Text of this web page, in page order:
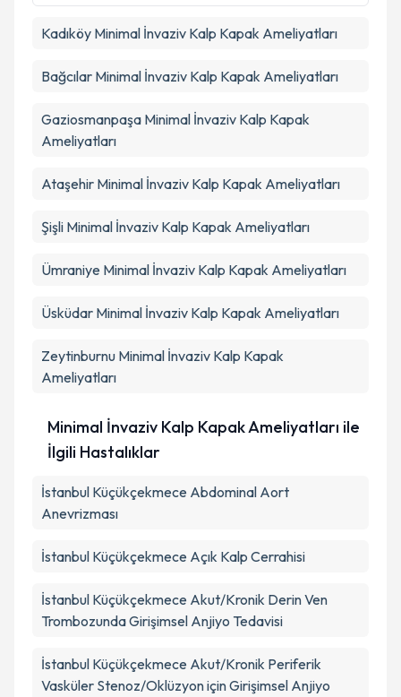
Takvim Talebini Gönder
Kadıköy Minimal İnvaziv Kalp Kapak Ameliyatları
Bağcılar Minimal İnvaziv Kalp Kapak Ameliyatları
Gaziosmanpaşa Minimal İnvaziv Kalp Kapak
Ameliyatları
Ataşehir Minimal İnvaziv Kalp Kapak Ameliyatları
Şişli Minimal İnvaziv Kalp Kapak Ameliyatları
Ümraniye Minimal İnvaziv Kalp Kapak Ameliyatları
Üsküdar Minimal İnvaziv Kalp Kapak Ameliyatları
Zeytinburnu Minimal İnvaziv Kalp Kapak
Ameliyatları
Minimal İnvaziv Kalp Kapak Ameliyatları ile
İlgili Hastalıklar
İstanbul Küçükçekmece Abdominal Aort
Anevrizması
İstanbul Küçükçekmece Açık Kalp Cerrahisi
İstanbul Küçükçekmece Akut/Kronik Derin Ven
Trombozunda Girişimsel Anjiyo Tedavisi
İstanbul Küçükçekmece Akut/Kronik Periferik
Vasküler Stenoz/Oklüzyon için Girişimsel Anjiyo